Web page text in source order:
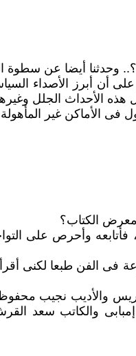
وحدثنا أيضا عن
أن أبرز الأصداء
الأماكن غير
معرض الكتاب؟
وأحرص على
فى الفن طبعا لكنى
والأديب نجيب
إمبابى والكاتب